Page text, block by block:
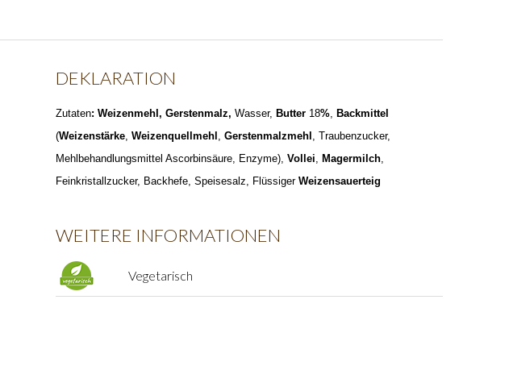
DEKLARATION
Zutaten: Weizenmehl, Gerstenmalz, Wasser, Butter 18%, Backmittel
(Weizenstärke, Weizenquellmehl , Gerstenmalzmehl , Traubenzucker,
Mehlbehandlungsmittel Ascorbinsäure, Enzyme), Vollei, Magermilch,
Feinkristallzucker, Backhefe, Speisesalz, Flüssiger Weizensauerteig
WEITERE INFORMATIONEN
Vegetarisch